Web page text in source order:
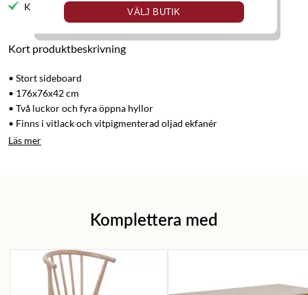
VÄLJ BUTIK
Kvalitetsmöbler
Kort produktbeskrivning
• Stort sideboard
• 176x76x42 cm
• Två luckor och fyra öppna hyllor
• Finns i vitlack och vitpigmenterad oljad ekfanér
Läs mer
Komplettera med